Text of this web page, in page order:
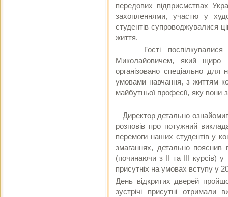
передових підприємствах
захопленнями, участю у
студентів супроводжувалися
життя.
Гості поспілкувалися з
Миколайовичем, який щиро
організовано спеціально
умовами навчання, з життям
майбутньої професії, яку
Директор детально
розповів про потужний
перемоги наших студентів у
змаганнях, детально пояснив
(починаючи з ІІ та ІІІ курсів)
присутніх на умовах вступу у
День відкритих дверей
зустрічі присутні отримали